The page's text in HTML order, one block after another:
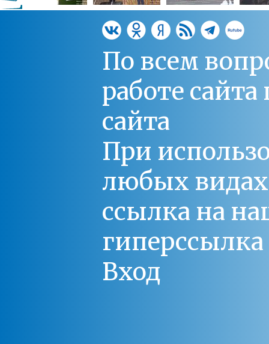
По всем
работе
сайта
При
любых
ссылка на
Вход